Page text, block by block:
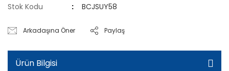
Stok Kodu
BCJSUY58
Arkadaşına Öner Paylaş
Ürün Bilgisi